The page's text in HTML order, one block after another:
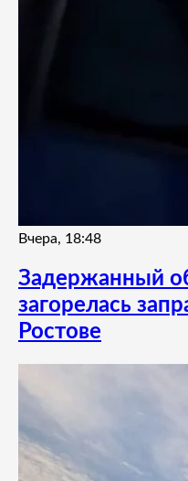
Вчера, 18:48
Задержанный
загорелась
Ростове